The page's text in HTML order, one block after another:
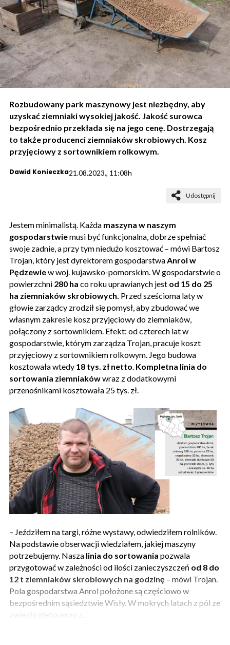
Rozbudowany park maszynowy jest niezbędny, aby
uzyskać ziemniaki wysokiej jakość. Jakość surowca
bezpośrednio przekłada się na jego cenę. Dostrzegają
to także producenci ziemniaków skrobiowych. Kosz
przyjęciowy z sortownikiem rolkowym.
Dawid Konieczka21.08.2023., 11:08h
Udostępnij
Jestem minimalistą. Każda maszyna w naszym
gospodarstwiemusi być funkcjonalna, dobrze spełniać
swoje zadnie, a przy tym niedużo kosztować – mówi Bartosz
Trojan, który jest dyrektorem gospodarstwa Anrol w
Pędzewiew woj. kujawsko-pomorskim. W gospodarstwie o
powierzchni 280 ha co roku uprawianych jest od 15 do 25
ha ziemniaków skrobiowych. Przed sześcioma laty w
głowie zarządcy zrodził się pomysł, aby zbudować we
własnym zakresie kosz przyjęciowy do ziemniaków,
połączony z sortownikiem. Efekt: od czterech lat w
gospodarstwie, którym zarządza Trojan, pracuje koszt
przyjęciowy z sortownikiem rolkowym. Jego budowa
kosztowała wtedy 18 tys. zł netto Kompletna linia do
sortowania ziemniakówwraz z dodatkowymi
przenośnikami kosztowała 25 tys. zł.
– Jeździłem na targi, różne wystawy, odwiedziłem rolników.
Na podstawie obserwacji wiedziałem, jakiej maszyny
potrzebujemy. Nasza linia do sortowania pozwala
przygotować w zależności od ilości zanieczyszczeń od 8 do
12 t ziemniaków skrobiowych na godzinę – mówi Trojan.
Pola gospodarstwa Anrol położone są częściowo w
bezpośrednim sąsiedztwie Wisły. W mokrych latach z pól ze
zwięzłą glebą wraz z...